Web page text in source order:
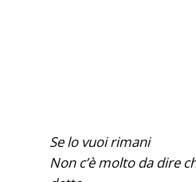
Se lo vuoi rimani
Non c’è molto da dire